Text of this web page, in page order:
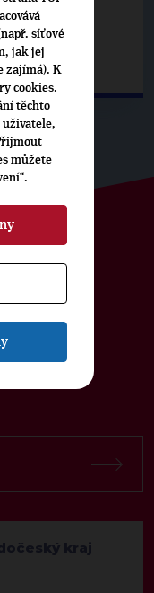
kraj
síťové
jak jej
zajímá). K
cookies.
těchto
uživatele,
můžete